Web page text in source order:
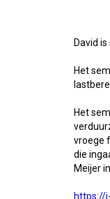
David
Het
Het
vroege
die
Meijer
https://